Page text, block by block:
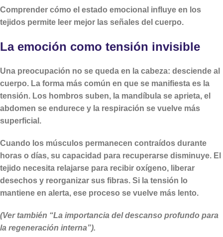
Comprender cómo el estado emocional influye en los
tejidos permite leer mejor las señales del cuerpo.
La emoción como tensión invisible
Una preocupación no se queda en la cabeza: desciende al
cuerpo. La forma más común en que se manifiesta es la
tensión. Los hombros suben, la mandíbula se aprieta, el
abdomen se endurece y la respiración se vuelve más
superficial.
Cuando los músculos permanecen contraídos durante
horas o días, su capacidad para recuperarse disminuye. El
tejido necesita relajarse para recibir oxígeno, liberar
desechos y reorganizar sus fibras. Si la tensión lo
mantiene en alerta, ese proceso se vuelve más lento.
(Ver también “La importancia del descanso profundo para
la regeneración interna”).